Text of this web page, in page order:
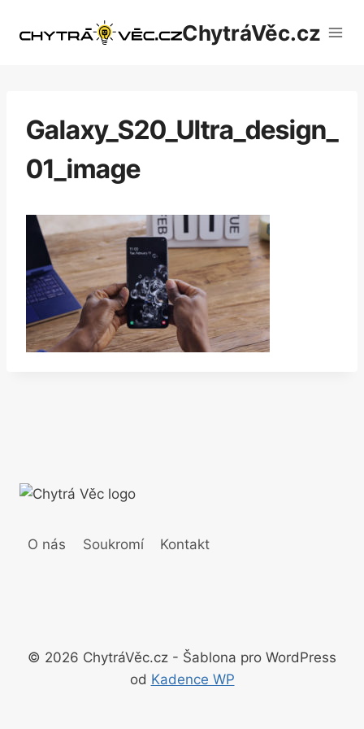
ChytráVěc.cz
Galaxy_S20_Ultra_design_
01_image
O nás Soukromí Kontakt
© 2026 ChytráVěc.cz - Šablona pro WordPress
od Kadence WP